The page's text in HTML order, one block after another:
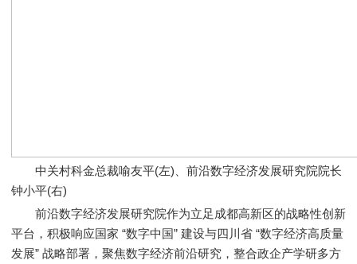
中关村科金总裁喻友平(左)、前沿数字经济发展研究院院长
钟小平(右)
前沿数字经济发展研究院作为立足成都高新区的战略性创新
平台，积极响应国家 “数字中国” 建设与四川省 “数字经济高质量
发展” 战略部署，聚焦数字经济前沿研究，整合政企产学研多方